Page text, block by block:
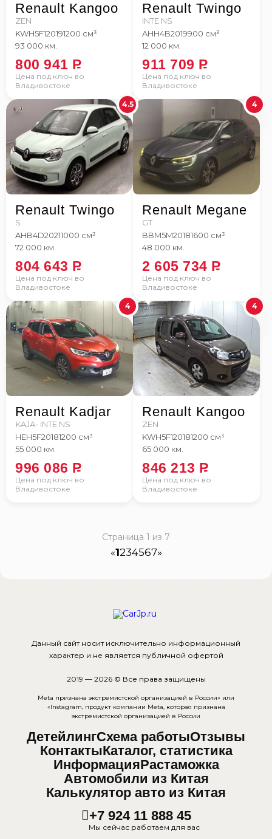
Renault Kangoo
ZEN
KWH5F120191200 см³
93 000 км.
Цена под ключ во
Владивостоке
800 941 P
Renault Twingo
INTE NS
AHH4B2019900 см³
12 000 км.
Цена под ключ во
Владивостоке
911 709 P
4.5
Renault Twingo
S
AHB4D20211000 см³
72 000 км.
Цена под ключ во
Владивостоке
804 643 P
4
Renault Megane
GT
BBM5M20181600 см³
48 000 км.
Цена под ключ во
Владивостоке
2 605 734 P
4
Renault Kadjar
KAJA- INTE NS
HEH5F20181200 см³
55 000 км.
Цена под ключ во
Владивостоке
996 086 P
4
Renault Kangoo
ZEN
KWH5F120181200 см³
65 000 км.
Цена под ключ во
Владивостоке
846 213 P
Страница 1 из 7
«1234567»
Данный сайт носит исключительно информационный
характер и не является публичной офертой
2019 — 2026 © Все права защищены
Meta признана экстремистcкой организацией в России» или
«Instagram, продукт компании Meta, которая признана
экстремистской организацией в России
ДетейлингСхема работыОтзывы
КонтактыКаталог, статистика
ИнформацияРастаможка
Автомобили из Китая
Калькулятор авто из Китая
+7 924 11 888 45
Мы сейчас работаем для вас